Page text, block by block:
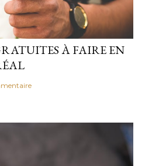
À FAIRE EN